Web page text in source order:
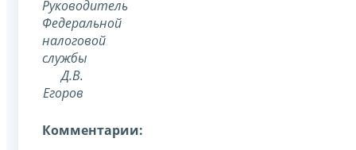
Руководитель
Федеральной
налоговой
службы
Д.В.
Егоров
Комментарии: